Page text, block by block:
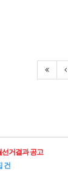
거결과 공고
건